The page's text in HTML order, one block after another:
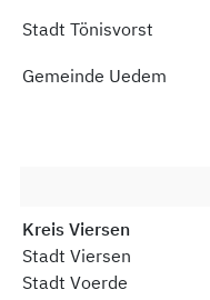
Stadt Tönisvorst
Gemeinde Uedem
Kreis Viersen
Stadt Viersen
Stadt Voerde